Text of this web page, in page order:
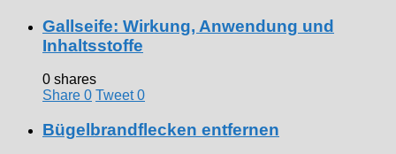
Gallseife: Wirkung, Anwendung und
Inhaltsstoffe
0 shares
Share 0 Tweet 0
Bügelbrandflecken entfernen